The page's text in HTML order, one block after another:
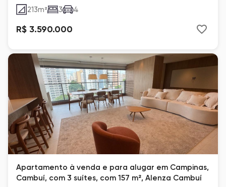
213m² 3 4
R$ 3.590.000
Apartamento à venda e para alugar em Campinas,
Cambuí, com 3 suítes, com 157 m², Alenza Cambuí